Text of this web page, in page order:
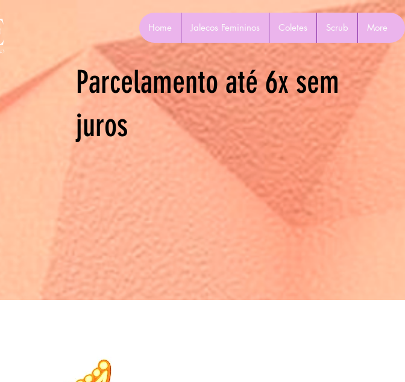
Home Jalecos Femininos Coletes Scrub More
Parcelamento até 6x sem
juros